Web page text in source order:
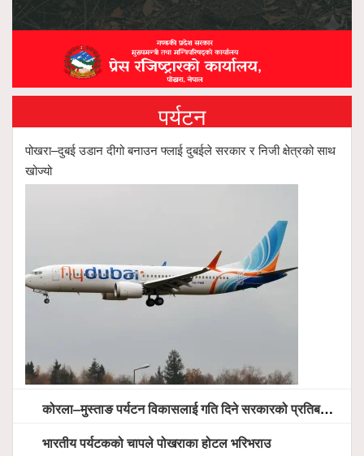
पर्यटन
पोखरा–दुबई उडान दीगो बनाउन फ्लाई दुबईले सरकार र निजी क्षेत्रको साथ
खोज्यो
कोरला–मुस्ताङ पर्यटन विकासलाई गति दिने सरकारको प्रतिबद्धता, स्थानीय सरोकारवालासँग व्यापक छलफल
भारतीय पर्यटकको चापले पोखराका होटल भरिभराउ